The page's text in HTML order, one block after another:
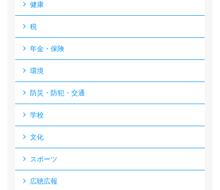
健康
税
年金・保険
環境
防災・防犯・交通
学校
文化
スポーツ
広聴広報